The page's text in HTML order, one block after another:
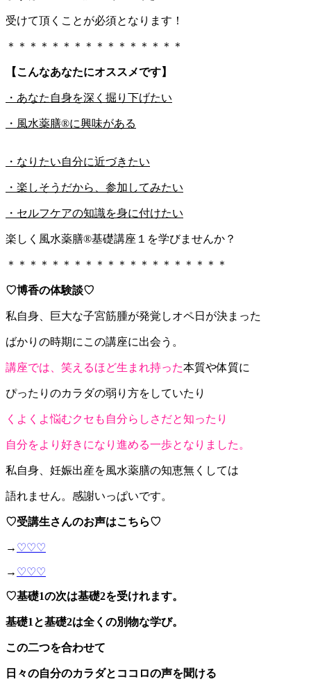
受けて頂くことが必須となります！
＊＊＊＊＊＊＊＊＊＊＊＊＊＊＊＊
【こんなあなたにオススメです】
・あなた自身を深く掘り下げたい
・風水薬膳®に興味がある
・なりたい自分に近づきたい
・楽しそうだから、参加してみたい
・セルフケアの知識を身に付けたい
楽しく風水薬膳®基礎講座１を学びませんか？
＊＊＊＊＊＊＊＊＊＊＊＊＊＊＊＊＊＊＊＊
♡博香の体験談♡
私自身、巨大な子宮筋腫が発覚しオペ日が決まった
ばかりの時期にこの講座に出会う。
講座では、笑えるほど生まれ持った本質や体質に
ぴったりのカラダの弱り方をしていたり
くよくよ悩むクセも自分らしさだと知ったり
自分をより好きになり進める一歩となりました。
私自身、 妊娠出産を風水薬膳の知恵無くしては
語れません。感謝いっぱいです。
♡受講生さんのお声はこちら♡
→ ♡♡♡
→ ♡♡♡
♡基礎1の次は基礎2を受けれます。
基礎1と基礎2は全くの別物な学び。
この二つを合わせて
日々の自分のカラダとココロの声を聞ける